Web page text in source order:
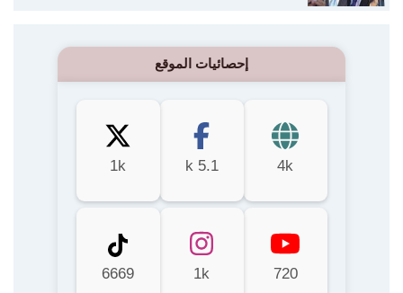
إحصائيات الموقع
4k
5.1 k
1k
720
1k
6669